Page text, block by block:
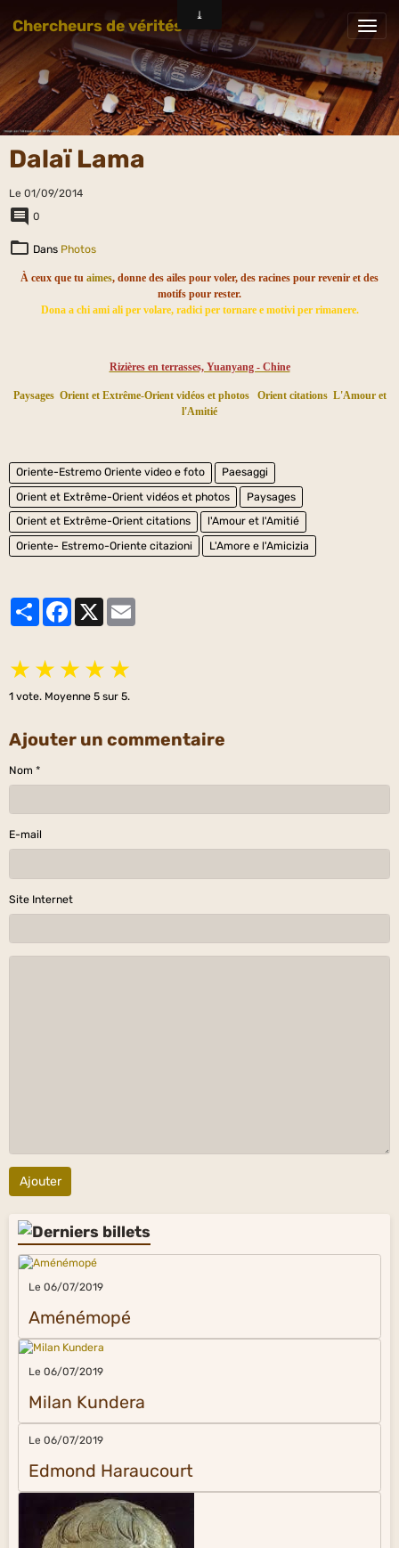
Chercheurs de vérités
Dalaï Lama
Le 01/09/2014
0
Dans Photos
À ceux que tu aimes, donne des ailes pour voler, des racines pour revenir et des
motifs pour rester.
Dona a chi ami ali per volare, radici per tornare e motivi per rimanere.
Rizières en terrasses, Yuanyang - Chine
Paysages Orient et Extrême-Orient vidéos et photos Orient citations L'Amour et
l'Amitié
Oriente-Estremo Oriente video e foto
Paesaggi
Orient et Extrême-Orient vidéos et photos
Paysages
Orient et Extrême-Orient citations
l'Amour et l'Amitié
Oriente- Estremo-Oriente citazioni
L'Amore e l'Amicizia
PartagerFacebook
X
★ ★ ★ ★ ★
1 vote. Moyenne 5 sur 5.
Ajouter un commentaire
Nom
E-mail
Site Internet
Ajouter
Le 06/07/2019
Aménémopé
Le 06/07/2019
Milan Kundera
Le 06/07/2019
Edmond Haraucourt